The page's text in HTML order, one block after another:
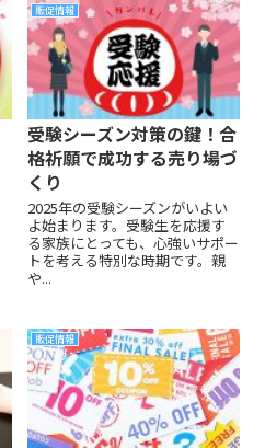
販促情報
受験シーズン対策の鍵！合
格祈願で成功する売り場づ
くり
2025年の受験シーズンがいよい
よ始まります。受験生を応援す
る家族にとっても、心強いサポー
トを考える特別な時期です。親
や...
販促情報